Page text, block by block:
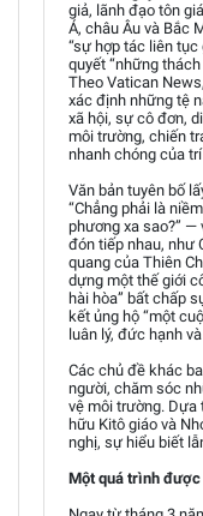
giả, lãnh đạo tôn
Á, châu Âu và Bắc
“sự hợp tác liên tục
quyết “những
Theo Vatican
xác định những tệ
xã hội, sự cô đơn,
môi trường, chiến
nhanh chóng của
Văn bản tuyên bố
“Chẳng phải là
phương xa sao?” —
đón tiếp nhau, như
quang của Thiên
dựng một thế giới
hài hòa” bất chấp
kết ủng hộ “một
luân lý, đức hạnh
Các chủ đề khác
người, chăm sóc
vệ môi trường. Dựa
hữu Kitô giáo và
nghị, sự hiểu biết
Một quá trình